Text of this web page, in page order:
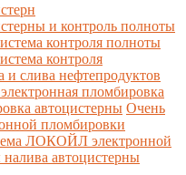
и контроль полноты
контроля полноты
контроля
и слива нефтепродуктов
пломбировка
автоцистерны Очень
пломбировки
ЛОКОЙЛ электронной
автоцистерны